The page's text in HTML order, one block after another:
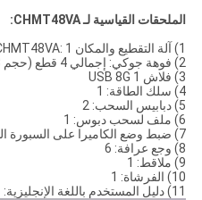
الملحقات القياسية لـ CHMT48VA:
1) آلة التقطيع والمكان CHMT48VA: 1
2) فوهة جوكي: إجمالي 4 قطع (حجم 503 ، 504 ، 505 ، 506)
3) فلاش USB 8G 1
4) سلك الطاقة: 1
5) دبابيس السحب: 2
6) ملف لسحب دبوس: 1
7) ضبط وضع الكاميرا على السبورة السوداء: 1
8) وجع عرافة: 6
9) ملاقط: 1
10) الفرشاة: 1
11) دليل المستخدم باللغة الإنجليزية: 1